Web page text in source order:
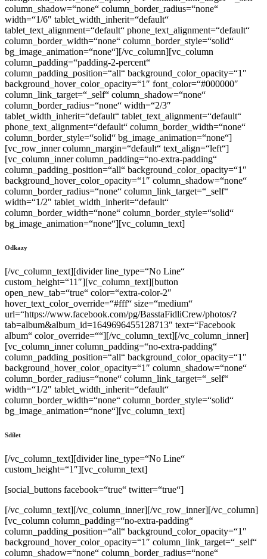
column_shadow=“none“ column_border_radius=“none“
width=“1/6″ tablet_width_inherit=“default“
tablet_text_alignment=“default“ phone_text_alignment=“default“
column_border_width=“none“ column_border_style=“solid“
bg_image_animation=“none“][/vc_column][vc_column
column_padding=“padding-2-percent“
column_padding_position=“all“ background_color_opacity=“1″
background_hover_color_opacity=“1″ font_color=“#000000″
column_link_target=“_self“ column_shadow=“none“
column_border_radius=“none“ width=“2/3″
tablet_width_inherit=“default“ tablet_text_alignment=“default“
phone_text_alignment=“default“ column_border_width=“none“
column_border_style=“solid“ bg_image_animation=“none“]
[vc_row_inner column_margin=“default“ text_align=“left“]
[vc_column_inner column_padding=“no-extra-padding“
column_padding_position=“all“ background_color_opacity=“1″
background_hover_color_opacity=“1″ column_shadow=“none“
column_border_radius=“none“ column_link_target=“_self“
width=“1/2″ tablet_width_inherit=“default“
column_border_width=“none“ column_border_style=“solid“
bg_image_animation=“none“][vc_column_text]
Odkazy
[/vc_column_text][divider line_type=“No Line“
custom_height=“11″][vc_column_text][button
open_new_tab=“true“ color=“extra-color-2″
hover_text_color_override=“#fff“ size=“medium“
url=“https://www.facebook.com/pg/BasstaFidliCrew/photos/?
tab=album&album_id=1649696455128713″ text=“Facebook
album“ color_override=““][/vc_column_text][/vc_column_inner]
[vc_column_inner column_padding=“no-extra-padding“
column_padding_position=“all“ background_color_opacity=“1″
background_hover_color_opacity=“1″ column_shadow=“none“
column_border_radius=“none“ column_link_target=“_self“
width=“1/2″ tablet_width_inherit=“default“
column_border_width=“none“ column_border_style=“solid“
bg_image_animation=“none“][vc_column_text]
Sdílet
[/vc_column_text][divider line_type=“No Line“
custom_height=“1″][vc_column_text]
[social_buttons facebook=“true“ twitter=“true“]
[/vc_column_text][/vc_column_inner][/vc_row_inner][/vc_column]
[vc_column column_padding=“no-extra-padding“
column_padding_position=“all“ background_color_opacity=“1″
background_hover_color_opacity=“1″ column_link_target=“_self“
column_shadow=“none“ column_border_radius=“none“